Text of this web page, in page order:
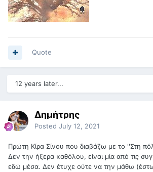
Quote
12 years later...
Δημήτρης
Posted July 12, 2021
Πρώτη Κίρα Σίνου που διαβάζω με το ''Στη
Δεν την ήξερα καθόλου, είναι μία από τις
εδώ μέσα. Δεν έτυχε ούτε να την μάθω